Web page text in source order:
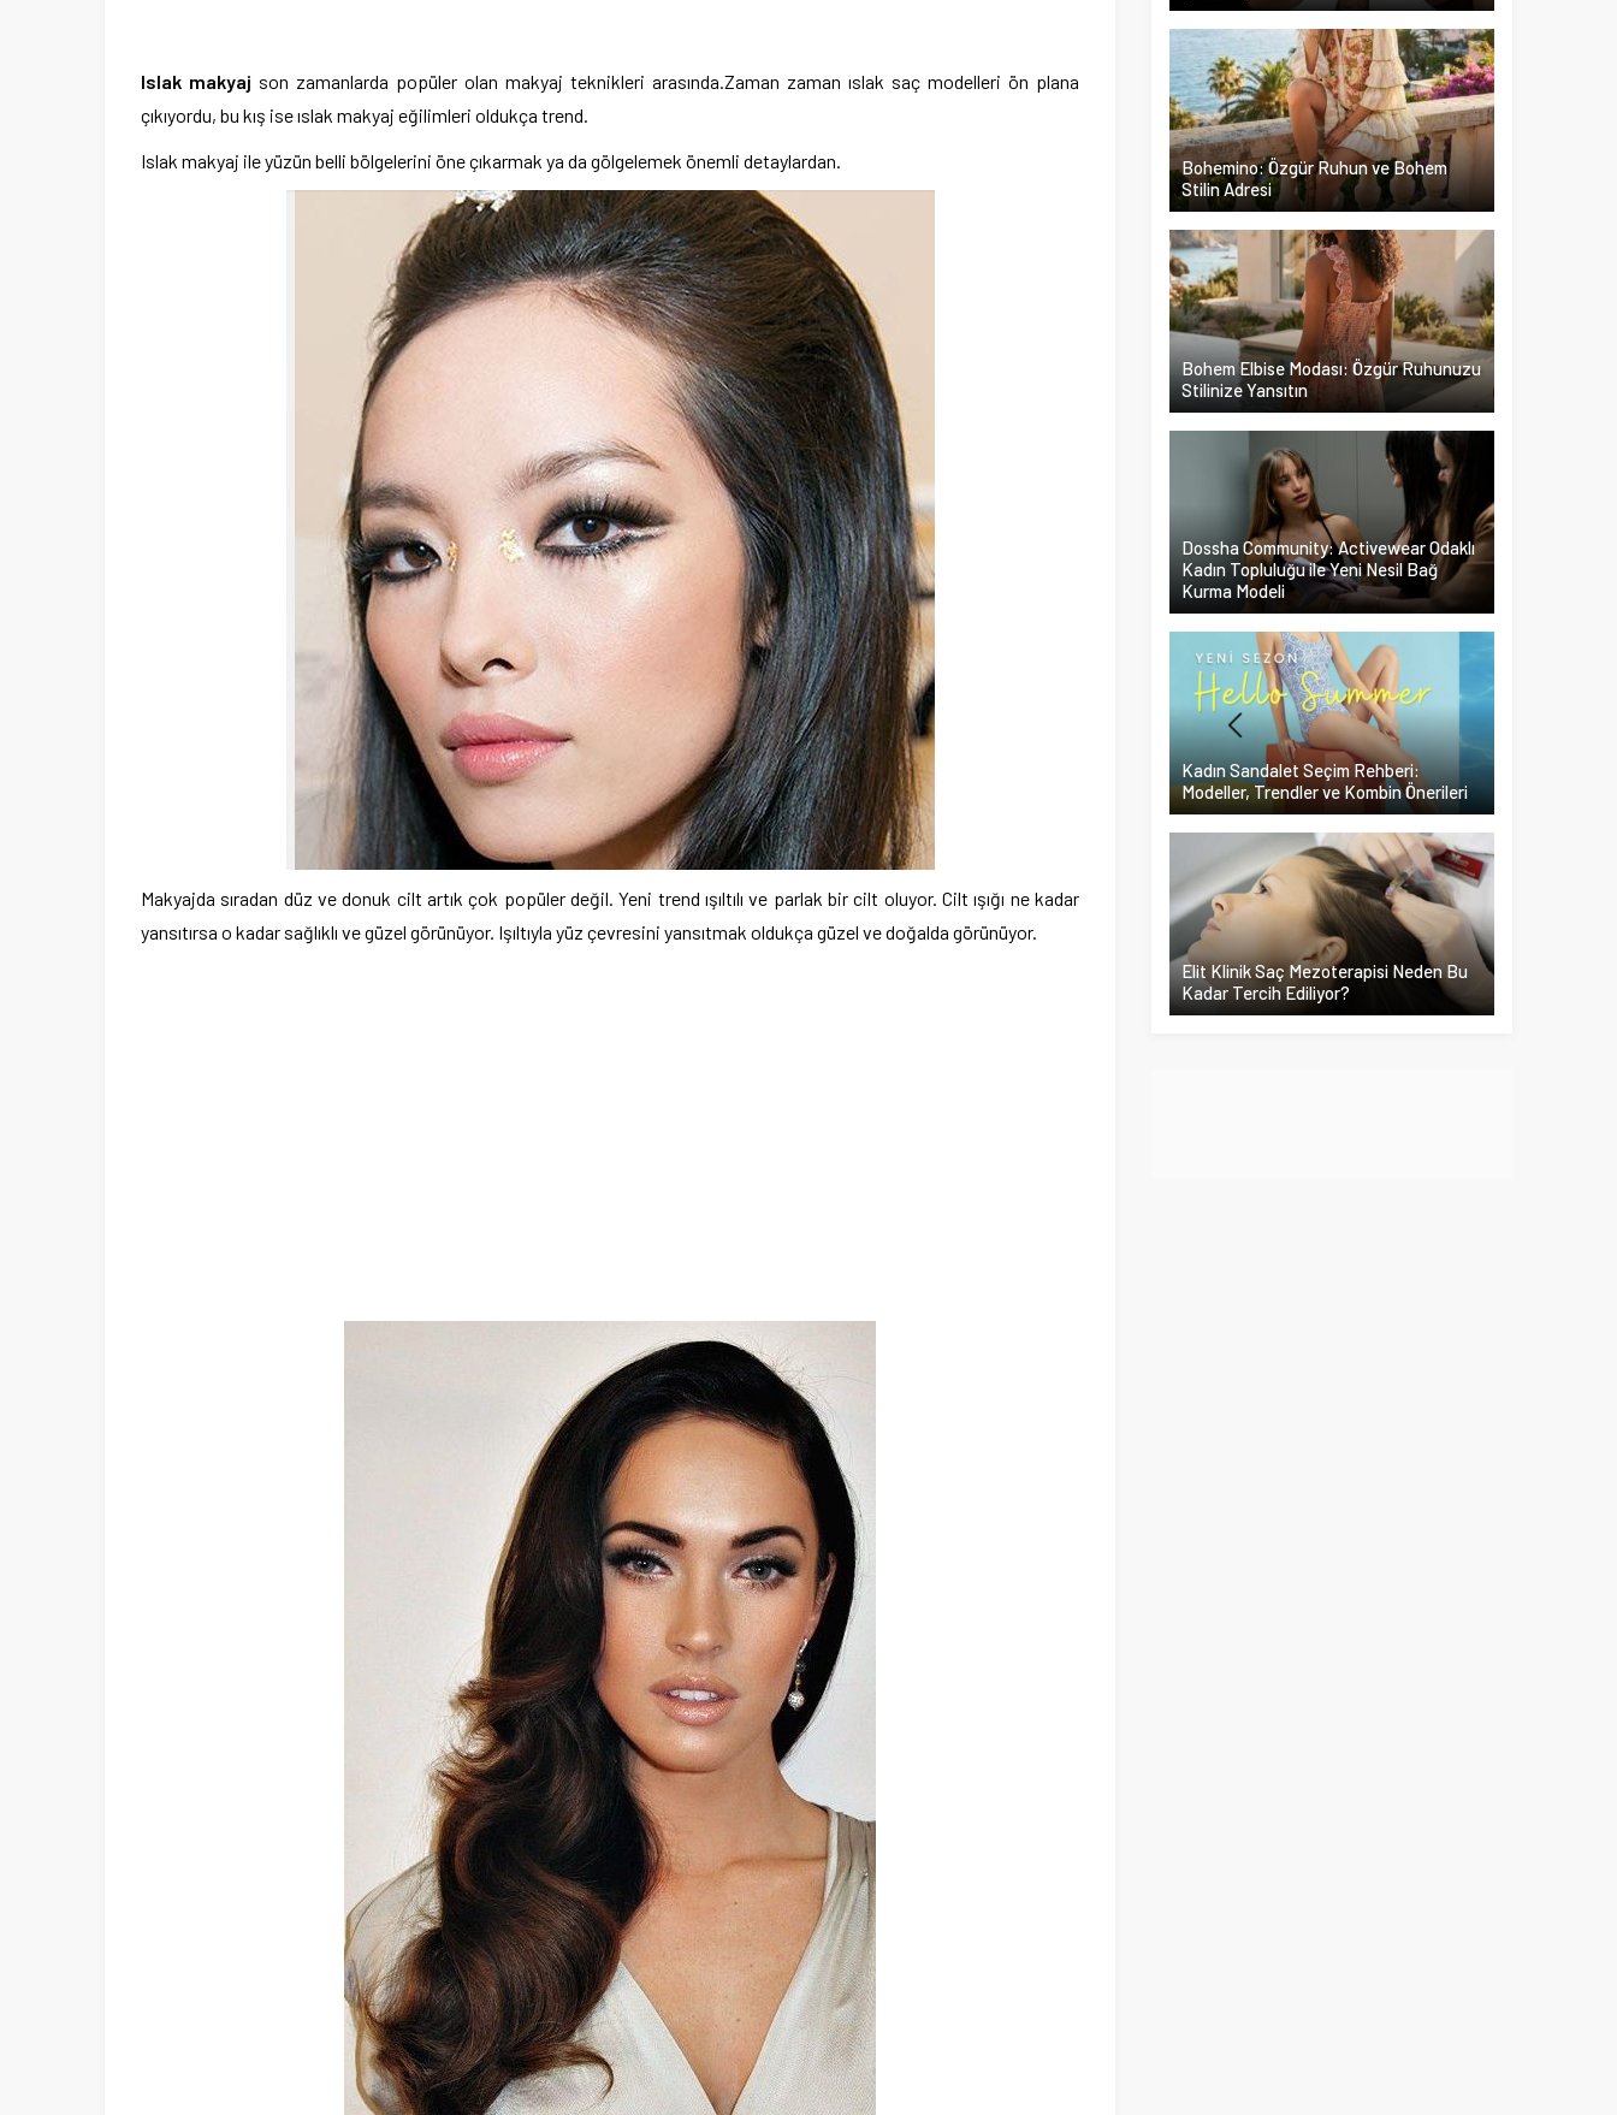
Islak makyaj son zamanlarda popüler olan makyaj teknikleri arasında.Zaman zaman ıslak saç modelleri ön plana
çıkıyordu, bu kış ise ıslak makyaj eğilimleri oldukça trend.
Islak makyaj ile yüzün belli bölgelerini öne çıkarmak ya da gölgelemek önemli detaylardan.
Makyajda sıradan düz ve donuk cilt artık çok popüler değil. Yeni trend ışıltılı ve parlak bir cilt oluyor. Cilt ışığı ne kadar
yansıtırsa o kadar sağlıklı ve güzel görünüyor. Işıltıyla yüz çevresini yansıtmak oldukça güzel ve doğalda görünüyor.
Bohemino: Özgür Ruhun ve Bohem
Stilin Adresi
Bohem Elbise Modası: Özgür Ruhunuzu
Stilinize Yansıtın
Dossha Community: Activewear Odaklı
Kadın Topluluğu ile Yeni Nesil Bağ
Kurma Modeli
Kadın Sandalet Seçim Rehberi:
Modeller, Trendler ve Kombin Önerileri
Elit Klinik Saç Mezoterapisi Neden Bu
Kadar Tercih Ediliyor?